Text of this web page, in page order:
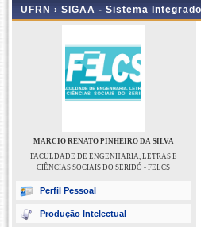
UFRN › SIGAA - Sistema
MARCIO RENATO PINHEIRO DA SILVA
FACULDADE DE ENGENHARIA, LETRAS E
CIÊNCIAS SOCIAIS DO SERIDÓ - FELCS
Perfil Pessoal
Produção Intelectual